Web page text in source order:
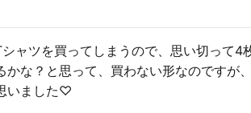
ャツを買ってしまうので、思い切って4
かな？と思って、買わない形なのですが
いました♡